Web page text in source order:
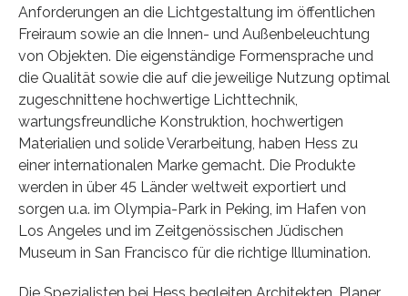
Anforderungen an die Lichtgestaltung im öffentlichen
Freiraum sowie an die Innen- und Außenbeleuchtung
von Objekten. Die eigenständige Formensprache und
die Qualität sowie die auf die jeweilige Nutzung optimal
zugeschnittene hochwertige Lichttechnik,
wartungsfreundliche Konstruktion, hochwertigen
Materialien und solide Verarbeitung, haben Hess zu
einer internationalen Marke gemacht. Die Produkte
werden in über 45 Länder weltweit exportiert und
sorgen u.a. im Olympia-Park in Peking, im Hafen von
Los Angeles und im Zeitgenössischen Jüdischen
Museum in San Francisco für die richtige Illumination.
Die Spezialisten bei Hess begleiten Architekten, Planer,